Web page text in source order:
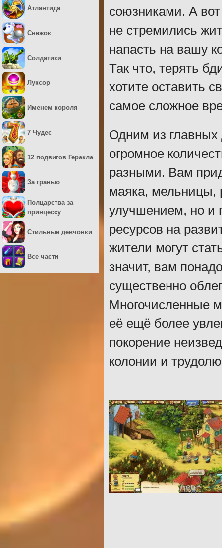
союзниками. А
не стремились
напасть на вашу
Так что, терять
хотите оставить
самое сложное
Одним из главных
огромное
разными. Вам
маяка, мельницы,
улучшением, но и
ресурсов на
жители могут
значит, вам
существенно
Многочисленные
её ещё более
покорение
колонии и
Атлантида
Снежок
Солдатики
Луксор
Именем короля
7 Чудес
12 подвигов Геракла
За гранью
Полцарства за
принцессу
Стильные девчонки
Все части